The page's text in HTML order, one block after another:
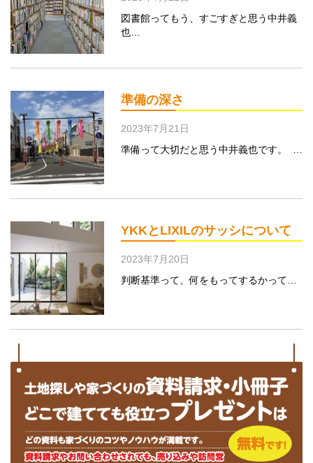
図書館ってもう、すごすぎと思う中井義
也…
準備の深さ
2023年7月21日
準備って大切だと思う中井義也です。 …
YKKとLIXILのサッシについて
2023年7月20日
判断基準って、何をもってするかって…